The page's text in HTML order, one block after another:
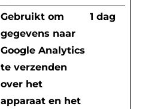
Gebruikt om
gegevens naar
Google Analytics
te verzenden
over het
apparaat en het
1 dag